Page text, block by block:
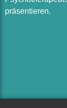
präsentieren.